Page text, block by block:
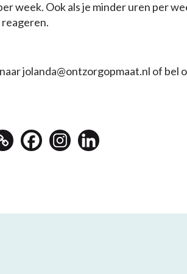
week. Ook als je minder uren per
jolanda@ontzorgopmaat.nl of bel